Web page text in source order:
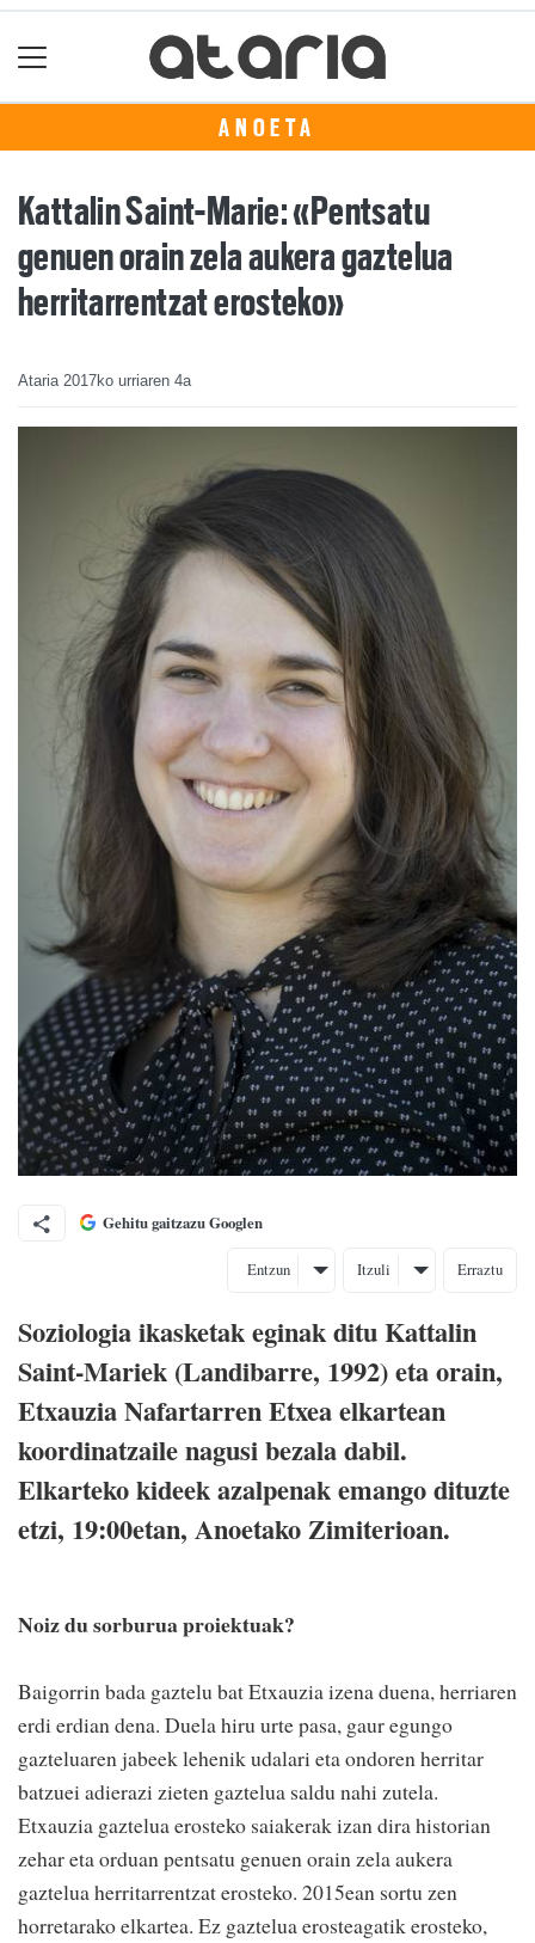
ANOETA
Kattalin Saint-Marie: «Pentsatu
genuen orain zela aukera gaztelua
herritarrentzat erosteko»
Ataria 2017ko urriaren 4a
Gehitu gaitzazu Googlen
Entzun Itzuli Erraztu
Soziologia ikasketak eginak ditu Kattalin
Saint-Mariek (Landibarre, 1992) eta orain,
Etxauzia Nafartarren Etxea elkartean
koordinatzaile nagusi bezala dabil.
Elkarteko kideek azalpenak emango dituzte
etzi, 19:00etan, Anoetako Zimiterioan.
Noiz du sorburua proiektuak?
Baigorrin bada gaztelu bat Etxauzia izena duena, herriaren
erdi erdian dena. Duela hiru urte pasa, gaur egungo
gazteluaren jabeek lehenik udalari eta ondoren herritar
batzuei adierazi zieten gaztelua saldu nahi zutela.
Etxauzia gaztelua erosteko saiakerak izan dira historian
zehar eta orduan pentsatu genuen orain zela aukera
gaztelua herritarrentzat erosteko. 2015ean sortu zen
horretarako elkartea. Ez gaztelua erosteagatik erosteko,